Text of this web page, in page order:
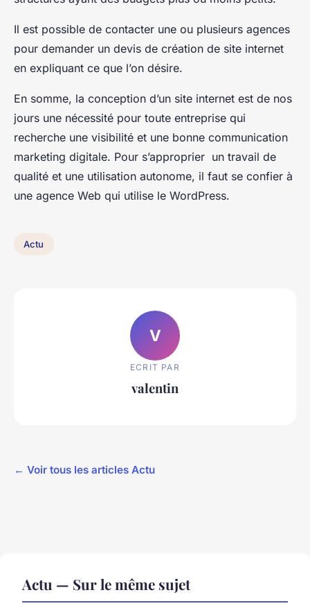
Il est possible de contacter une ou plusieurs agences
pour demander un devis de création de site internet
en expliquant ce que l’on désire.
En somme, la conception d’un site internet est de nos
jours une nécessité pour toute entreprise qui
recherche une visibilité et une bonne communication
marketing digitale. Pour s’approprier un travail de
qualité et une utilisation autonome, il faut se confier à
une agence Web qui utilise le WordPress.
Actu
V
ECRIT PAR
valentin
← Voir tous les articles Actu
Actu — Sur le même sujet